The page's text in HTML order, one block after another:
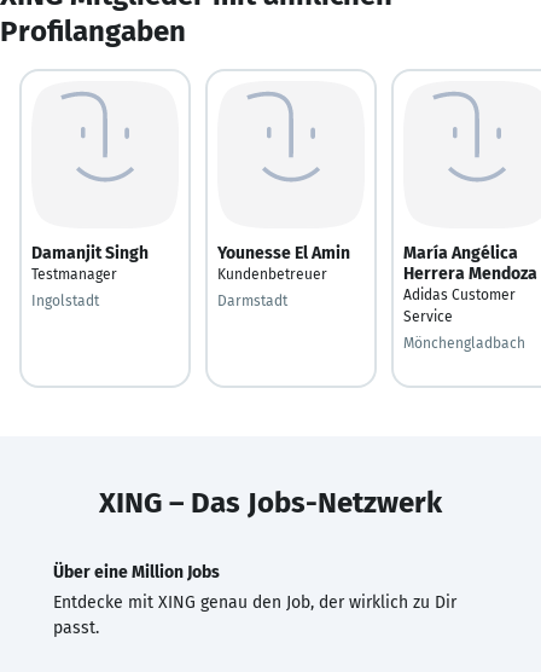
Profilangaben
Damanjit Singh
Testmanager
Ingolstadt
Younesse El Amin
Kundenbetreuer
Darmstadt
María Angélica
Herrera Mendoza
Adidas Customer
Service
Mönchengladbach
XING – Das Jobs-Netzwerk
Über eine Million Jobs
Entdecke mit XING genau den Job, der wirklich zu Dir
passt.